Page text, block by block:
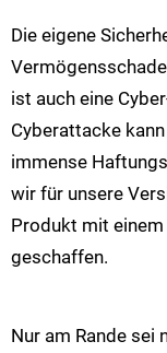
Die eigene
ist auch eine
Cyberattacke
immense
wir für unsere
Produkt mit
geschaffen.
Nur am Rande sei